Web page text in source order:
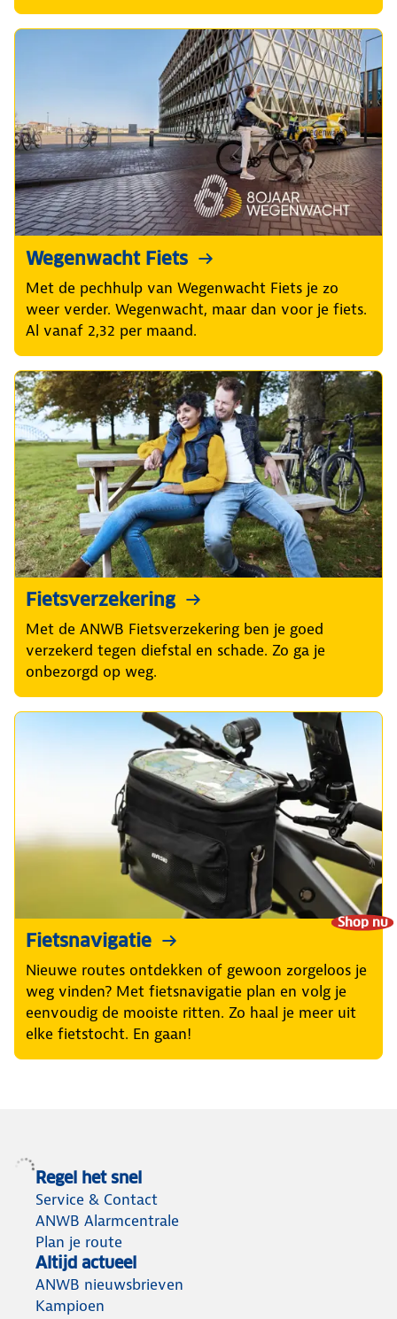
Wegenwacht Fiets
Met de pechhulp van Wegenwacht Fiets je zo
weer verder. Wegenwacht, maar dan voor je fiets.
Al vanaf 2,32 per maand.
Fietsverzekering
Met de ANWB Fietsverzekering ben je goed
verzekerd tegen diefstal en schade. Zo ga je
onbezorgd op weg.
Shop nu
Fietsnavigatie
Nieuwe routes ontdekken of gewoon zorgeloos je
weg vinden? Met fietsnavigatie plan en volg je
eenvoudig de mooiste ritten. Zo haal je meer uit
elke fietstocht. En gaan!
Regel het snel
Service & Contact
ANWB Alarmcentrale
Plan je route
Altijd actueel
ANWB nieuwsbrieven
Kampioen